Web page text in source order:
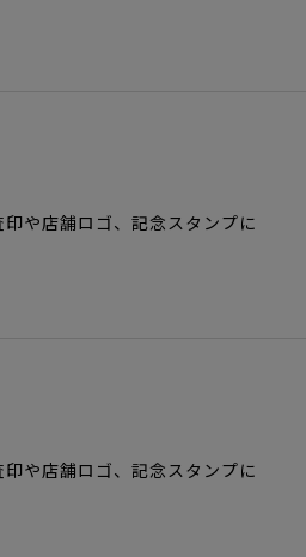
や店舗ロゴ、記念スタンプに
や店舗ロゴ、記念スタンプに